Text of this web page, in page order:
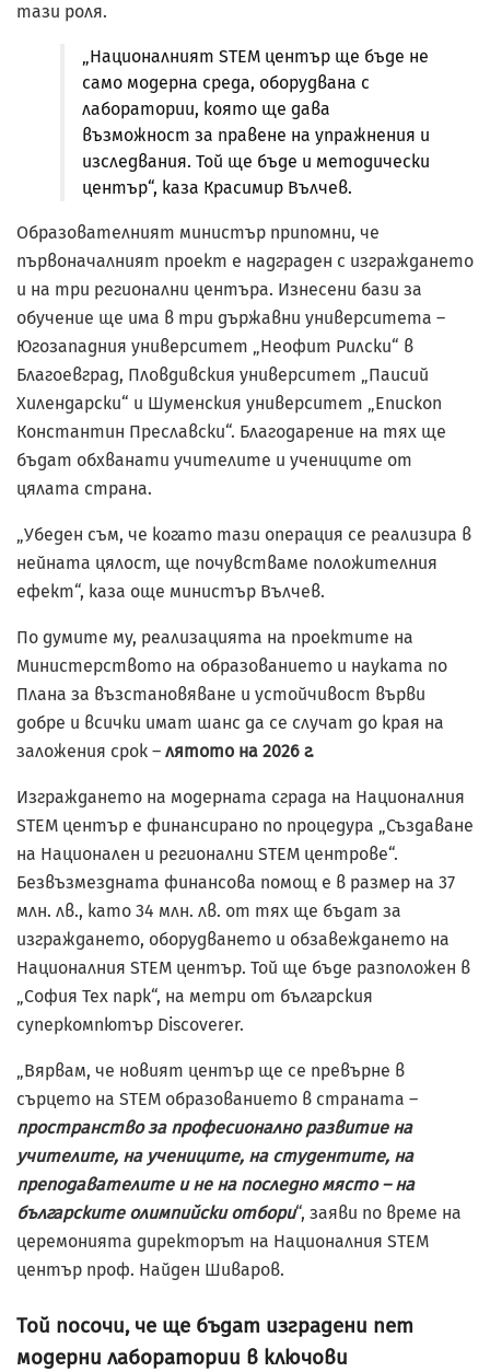
тази роля.
„Националният STEM център ще бъде не
само модерна среда, оборудвана с
лаборатории, която ще дава
възможност за правене на упражнения и
изследвания. Той ще бъде и методически
център“, каза Красимир Вълчев.
Образователният министър припомни, че
първоначалният проект е надграден с изграждането
и на три регионални центъра. Изнесени бази за
обучение ще има в три държавни университета –
Югозападния университет „Неофит Рилски“ в
Благоевград, Пловдивския университет „Паисий
Хилендарски“ и Шуменския университет „Епископ
Константин Преславски“. Благодарение на тях ще
бъдат обхванати учителите и учениците от
цялата страна.
„Убеден съм, че когато тази операция се реализира в
нейната цялост, ще почувстваме положителния
ефект“, каза още министър Вълчев.
По думите му, реализацията на проектите на
Министерството на образованието и науката по
Плана за възстановяване и устойчивост върви
добре и всички имат шанс да се случат до края на
заложения срок – лятото на 2026 г.
Изграждането на модерната сграда на Националния
STEM център е финансирано по процедура „Създаване
на Национален и регионални STEM центрове“.
Безвъзмездната финансова помощ е в размер на 37
млн. лв., като 34 млн. лв. от тях ще бъдат за
изграждането, оборудването и обзавеждането на
Националния STEM център. Той ще бъде разположен в
„София Тех парк“, на метри от българския
суперкомпютър Discoverer.
„Вярвам, че новият център ще се превърне в
сърцето на STEM образованието в страната –
пространство за професионално развитие на
учителите, на учениците, на студентите, на
преподавателите и не на последно място – на
българските олимпийски отбори“, заяви по време на
церемонията директорът на Националния STEM
център проф. Найден Шиваров.
Той посочи, че ще бъдат изградени пет
модерни лаборатории в ключови